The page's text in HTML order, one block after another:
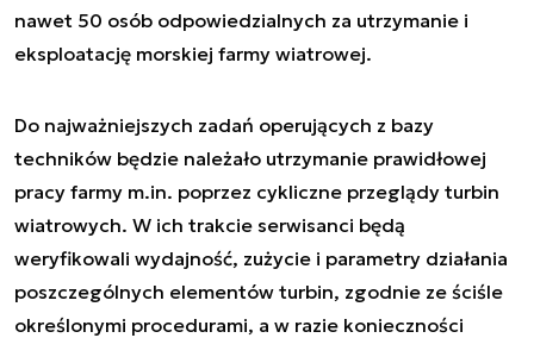
nawet 50 osób odpowiedzialnych za utrzymanie i
eksploatację morskiej farmy wiatrowej.
Do najważniejszych zadań operujących z bazy
techników będzie należało utrzymanie prawidłowej
pracy farmy m.in. poprzez cykliczne przeglądy turbin
wiatrowych. W ich trakcie serwisanci będą
weryfikowali wydajność, zużycie i parametry działania
poszczególnych elementów turbin, zgodnie ze ściśle
określonymi procedurami, a w razie konieczności